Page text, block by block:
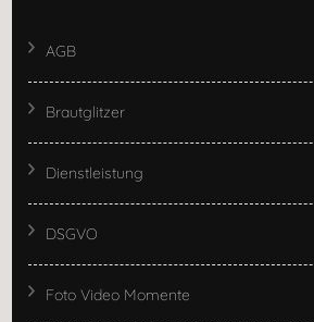
AGB
Brautglitzer
Dienstleistung
DSGVO
Foto Video Momente